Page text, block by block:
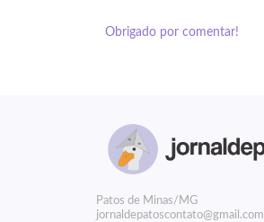
Obrigado por comentar!
Patos de Minas/MG
jornaldepatoscontato@gmail.com